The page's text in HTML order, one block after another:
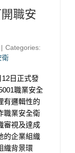
職安
| Categories:
衛
12日正式發
職業安全
有邏輯性的
職業安全衛
審視及達成
的企業組織
織背景環